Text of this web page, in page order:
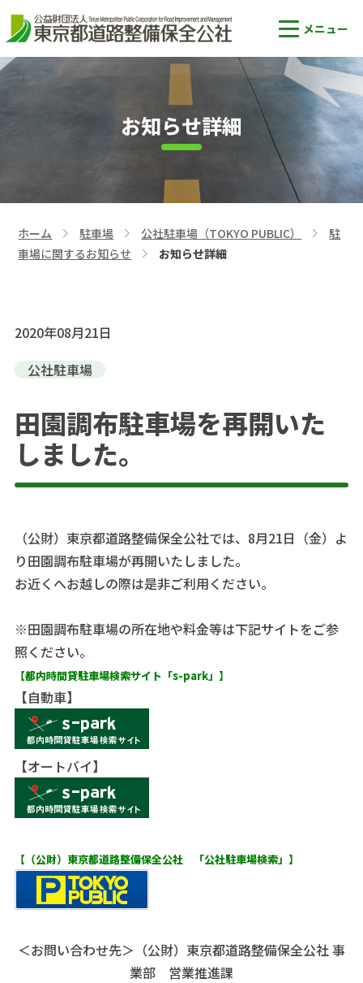
お知らせ詳細
ホーム
>
駐車場
>
公社駐車場（TOKYO PUBLIC）
駐
車場に関するお知らせ
お知らせ詳細
2020年08月21日
公社駐車場
田園調布駐車場を再開いた
しました。
（公財）東京都道路整備保全公社では、8月21日（金）よ
り田園調布駐車場が再開いたしました。
お近くへお越しの際は是非ご利用ください。
※田園調布駐車場の所在地や料金等は下記サイトをご参
照ください。
【都内時間貸駐車場検索サイト「s-park」】
【自動車】
【オートバイ】
【（公財）東京都道路整備保全公社 「公社駐車場検索」】
＜お問い合わせ先＞ （公財）東京都道路整備保全公社 事
業部 営業推進課